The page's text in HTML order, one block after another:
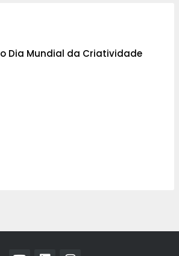
Dia Mundial da Criatividade